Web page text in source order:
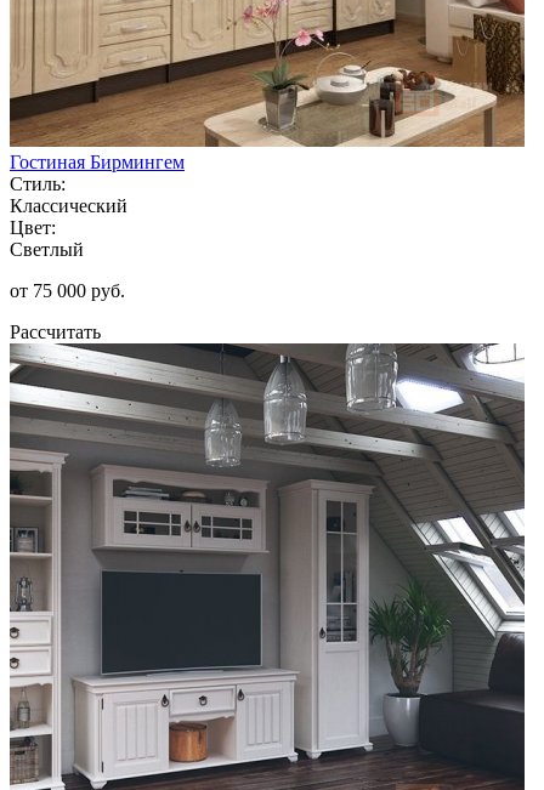
Гостиная Бирмингем
Стиль:
Классический
Цвет:
Светлый
от 75 000 руб.
Рассчитать